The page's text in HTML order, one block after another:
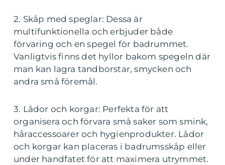
2. Skåp med speglar: Dessa är
multifunktionella och erbjuder både
förvaring och en spegel för badrummet.
Vanligtvis finns det hyllor bakom spegeln där
man kan lagra tandborstar, smycken och
andra små föremål.
3. Lådor och korgar: Perfekta för att
organisera och förvara små saker som smink,
håraccessoarer och hygienprodukter. Lådor
och korgar kan placeras i badrumsskåp eller
under handfatet för att maximera utrymmet.